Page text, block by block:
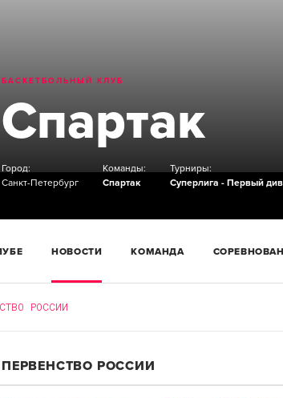
БАСКЕТБОЛЬНЫЙ КЛУБ
Спартак
Город:
Санкт-Петербург
Команды:
Спартак
Турниры:
Суперлига - Первый
НОВОСТИ КОМАНДА
РОССИИ
РОССИИ